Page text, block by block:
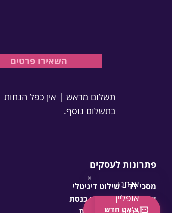
השאירו פרטים
תשלום מראש | אין כפל הנחות
בתשלום נוסף.
פתרונות לעסקים
מסכי לד – שילוט דיגיטלי
שילוט דיגיטלי לבתי כנסת
צ'אט חדש
אנחנו
אופליין
×